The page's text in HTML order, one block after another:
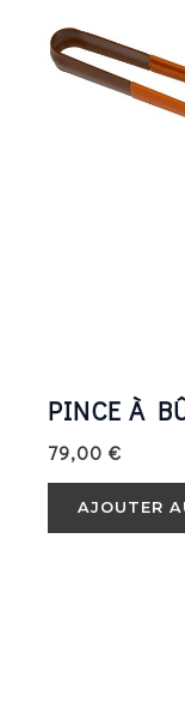
PINCE À
79,00 €
AJOUTER